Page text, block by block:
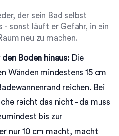
der sein Bad selbst
sonst läuft er Gefahr, in ein
neu zu machen.
Boden hinaus: Die
Wänden mindestens 15 cm
reichen. Bei
reicht das nicht - da muss
bis zur
nur 10 cm macht, macht